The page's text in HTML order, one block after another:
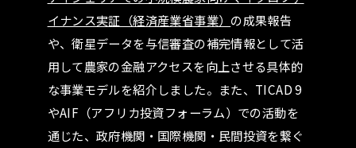
イナンス実証（経済産業省事業） の成果報告
や、衛星データを与信審査の補完情報として活
用して農家の金融アクセスを向上させる具体的
な事業モデルを紹介しました。また、TICAD 9
やAIF（アフリカ投資フォーラム）での活動を
通じた、政府機関・国際機関・民間投資を繋ぐ